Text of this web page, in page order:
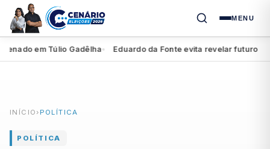
MENU
em Túlio Gadêlha● Eduardo da Fonte evita revelar futuro de
INÍCIO › POLÍTICA
POLÍTICA